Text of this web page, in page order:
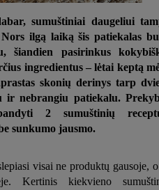
sumuštiniai daugeliui
ilgą laiką šis patiekalas
šiandien pasirinkus
ingredientus – lėtai keptą
skonių derinys tarp
ir nebrangiu patiekalu.
2 sumuštinių
sunkumo jausmo.
visai ne produktų gausoje,
Kertinis kiekvieno